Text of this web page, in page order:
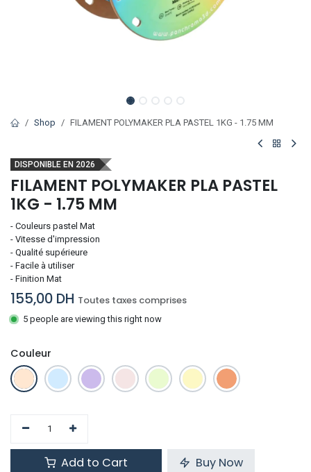
Shop FILAMENT POLYMAKER PLA PASTEL 1KG - 1.75 MM
DISPONIBLE EN 2026
FILAMENT POLYMAKER PLA PASTEL
1KG - 1.75 MM
- Couleurs pastel Mat
- Vitesse d'impression
- Qualité supérieure
- Facile à utiliser
- Finition Mat
155,00 DH Toutes taxes comprises
5 people are viewing this right now
Couleur
Add to Cart Buy Now